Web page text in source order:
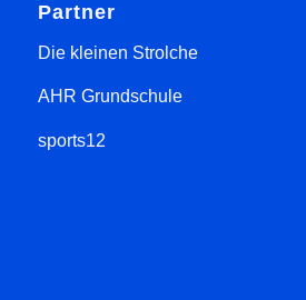
Partner
Die kleinen Strolche
AHR Grundschule
sports12